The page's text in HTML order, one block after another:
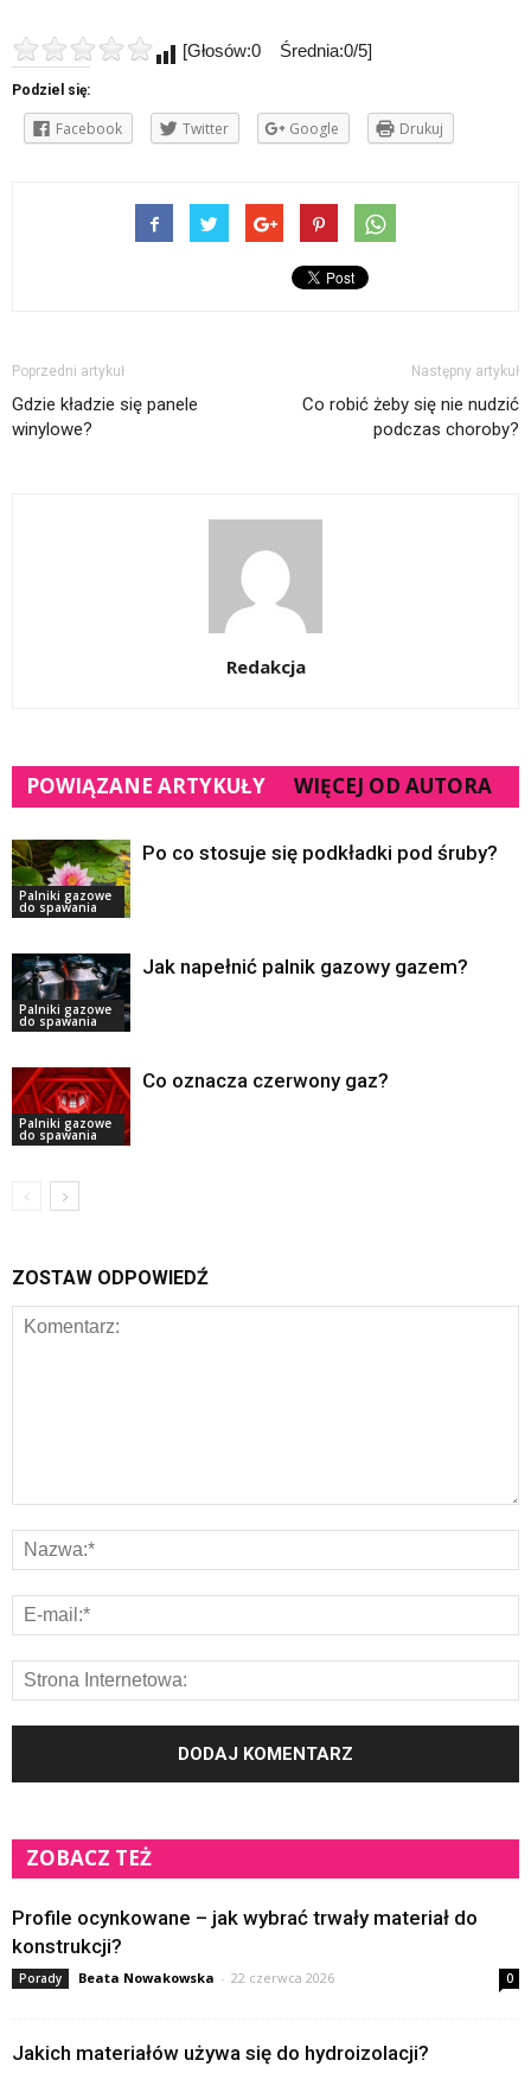
[Głosów:0 Średnia:0/5]
Podziel się:
Facebook Twitter Google Drukuj
Poprzedni artykuł
Gdzie kładzie się panele
winylowe?
Następny artykuł
Co robić żeby się nie nudzić
podczas choroby?
Redakcja
POWIĄZANE ARTYKUŁY WIĘCEJ OD AUTORA
Palniki gazowe
do spawania
Po co stosuje się podkładki pod śruby?
Palniki gazowe
do spawania
Jak napełnić palnik gazowy gazem?
Palniki gazowe
do spawania
Co oznacza czerwony gaz?
ZOSTAW ODPOWIEDŹ
ZOBACZ TEŻ
Profile ocynkowane – jak wybrać trwały materiał do
konstrukcji?
Porady Beata Nowakowska - 22 czerwca 2026 0
Jakich materiałów używa się do hydroizolacji?